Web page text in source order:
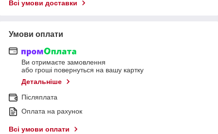
Всі умови доставки
Умови оплати
Ви отримаєте замовлення
або гроші повернуться на вашу картку
Детальніше
Післяплата
Оплата на рахунок
Всі умови оплати